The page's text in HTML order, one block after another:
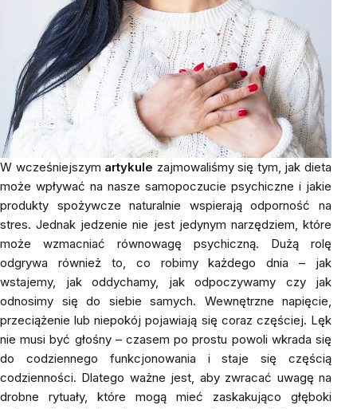
W wcześniejszym artykule zajmowaliśmy się tym, jak dieta
może wpływać na nasze samopoczucie psychiczne i jakie
produkty spożywcze naturalnie wspierają odporność na
stres. Jednak jedzenie nie jest jedynym narzędziem, które
może wzmacniać równowagę psychiczną. Dużą rolę
odgrywa również to, co robimy każdego dnia – jak
wstajemy, jak oddychamy, jak odpoczywamy czy jak
odnosimy się do siebie samych. Wewnętrzne napięcie,
przeciążenie lub niepokój pojawiają się coraz częściej. Lęk
nie musi być głośny – czasem po prostu powoli wkrada się
do codziennego funkcjonowania i staje się częścią
codzienności. Dlatego ważne jest, aby zwracać uwagę na
drobne rytuały, które mogą mieć zaskakująco głęboki